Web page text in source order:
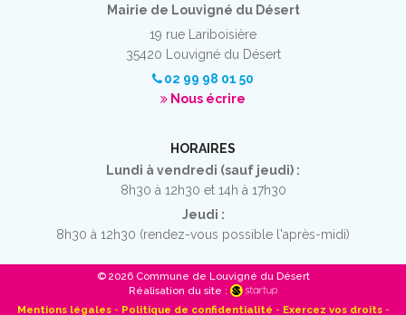
Mairie de Louvigné du Désert
19 rue Lariboisière
35420 Louvigné du Désert
02 99 98 01 50
Nous écrire
HORAIRES
Lundi à vendredi (sauf jeudi) :
8h30 à 12h30 et 14h à 17h30
Jeudi :
8h30 à 12h30 (rendez-vous possible l'après-midi)
© 2026 Commune de Louvigné du Désert
Réalisation du site :
Mentions légales- Politique de confidentialité - Exercez vos droits-